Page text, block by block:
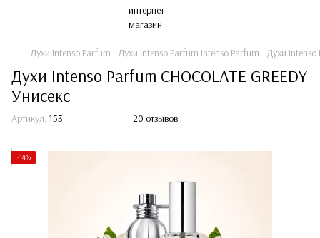
Духи Intenso Parfum Духи Intenso Parfum Intenso Parfum Духи Intenso
Духи Intenso Parfum CHOCOLATE GREEDY
Унисекс
Артикул: 153 20 отзывов
-14%